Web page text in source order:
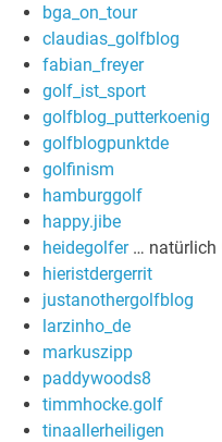
bga_on_tour
claudias_golfblog
fabian_freyer
golf_ist_sport
golfblog_putterkoenig
golfblogpunktde
golfinism
hamburggolf
happy.jibe
heidegolfer… natürlich
hieristdergerrit
justanothergolfblog
larzinho_de
markuszipp
paddywoods8
timmhocke.golf
tinaallerheiligen